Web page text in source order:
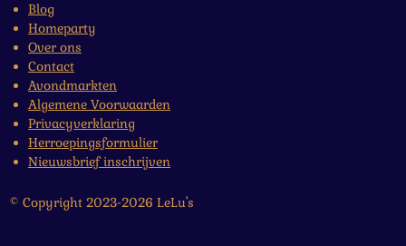
Blog
Homeparty
Over ons
Contact
Avondmarkten
Algemene Voorwaarden
Privacyverklaring
Herroepingsformulier
Nieuwsbrief inschrijven
© Copyright 2023-2026 LeLu's